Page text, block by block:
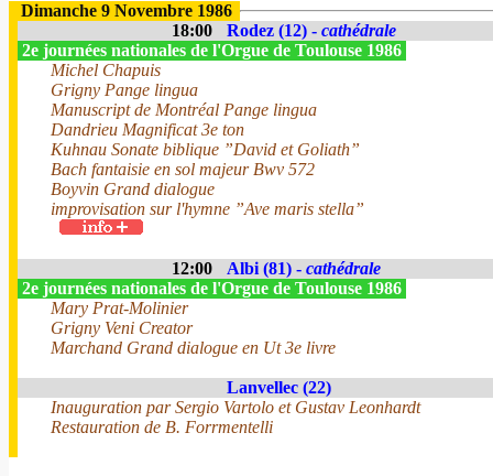
Dimanche 9 Novembre 1986
18:00
Rodez (12) - cathédrale
2e journées nationales de l'Orgue de Toulouse 1986
Michel Chapuis
Grigny Pange lingua
Manuscript de Montréal Pange lingua
Dandrieu Magnificat 3e ton
Kuhnau Sonate biblique ”David et Goliath”
Bach fantaisie en sol majeur Bwv 572
Boyvin Grand dialogue
improvisation sur l'hymne ”Ave maris stella”
12:00 Albi (81) - cathédrale
2e journées nationales de l'Orgue de Toulouse 1986
Mary Prat-Molinier
Grigny Veni Creator
Marchand Grand dialogue en Ut 3e livre
Lanvellec (22)
Inauguration par Sergio Vartolo et Gustav Leonhardt
Restauration de B. Forrmentelli